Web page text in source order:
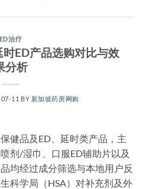
ED治疗
ED产品选购对比与效
分析
11 BY 新加坡药房网购
健品及ED、延时类产品，主
剂/湿巾、口服ED辅助片以及
均经过成分筛选与本地用户反
科学局（HSA）对补充剂及外